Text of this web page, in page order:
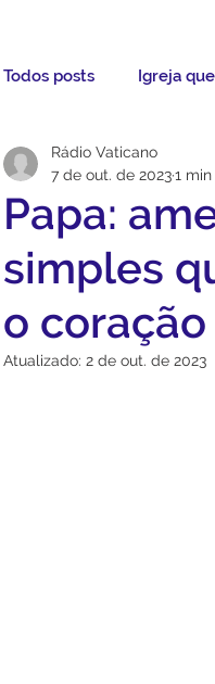
Todos posts Igreja
Mensagem da Semana
Santos da Semana
Párocos Pároco
Papa:
simples
o coração
Rádio Vaticano
7 de out. de 20231
Atualizado: 2 de out. de 2023